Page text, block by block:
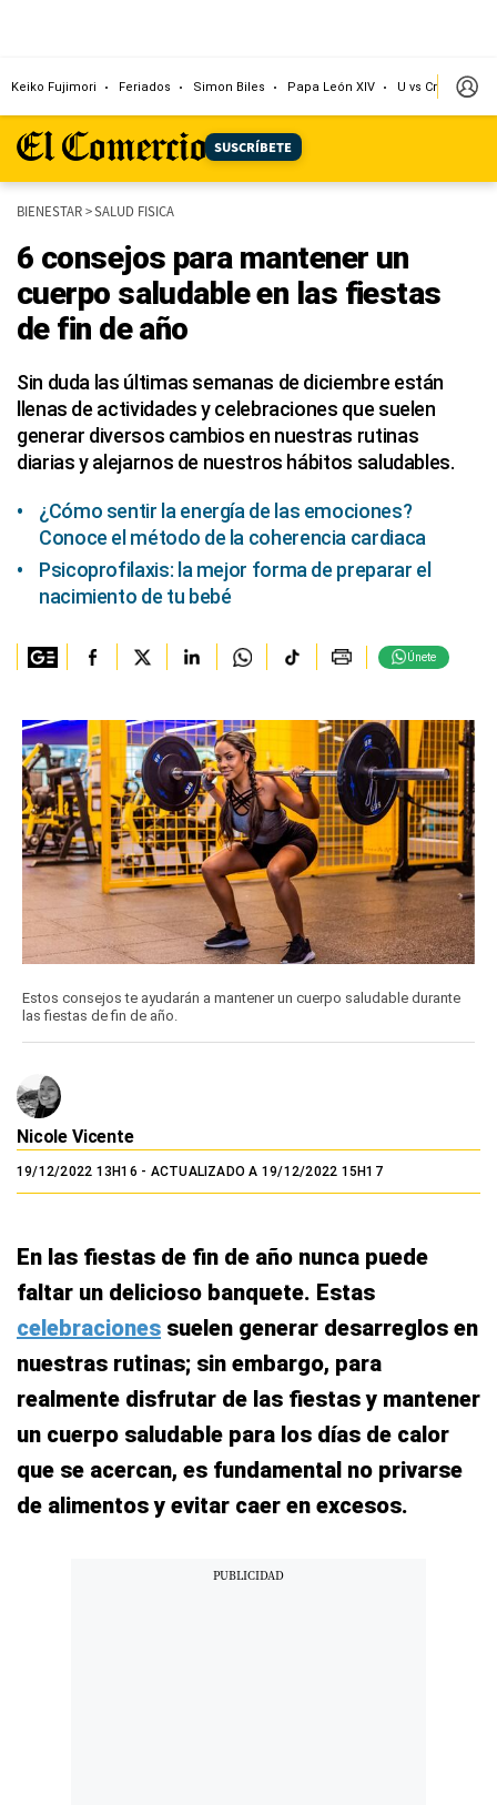
SUSCRÍBETE
Keiko Fujimori Feriados Simon Biles Papa León XIV U vs Cristal
BIENESTAR>SALUD FISICA
6 consejos para mantener un
cuerpo saludable en las fiestas
de fin de año
Sin duda las últimas semanas de diciembre están
llenas de actividades y celebraciones que suelen
generar diversos cambios en nuestras rutinas
diarias y alejarnos de nuestros hábitos saludables.
¿Cómo sentir la energía de las emociones?
Conoce el método de la coherencia cardiaca
Psicoprofilaxis: la mejor forma de preparar el
nacimiento de tu bebé
Únete
Estos consejos te ayudarán a mantener un cuerpo saludable durante
las fiestas de fin de año.
Nicole Vicente
19/12/2022 13H16 - ACTUALIZADO A 19/12/2022 15H17
En las fiestas de fin de año nunca puede
faltar un delicioso banquete. Estas
celebraciones suelen generar desarreglos en
nuestras rutinas; sin embargo, para
realmente disfrutar de las fiestas y mantener
un cuerpo saludable para los días de calor
que se acercan, es fundamental no privarse
de alimentos y evitar caer en excesos.